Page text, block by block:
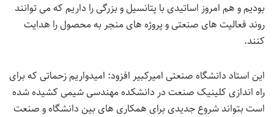
بودیم و هم امروز اساتیدی با پتانسیل و بزرگی را داریم که می توانند
روند فعالیت های صنعتی و پروژه های منجر به محصول را هدایت
کنند.
این استاد دانشگاه صنعتی امیرکبیر افزود: امیدواریم زحماتی که برای
راه اندازی کلینیک صنعت در دانشکده مهندسی شیمی کشیده شده
است بتواند شروع جدیدی برای همکاری های بین دانشگاه و صنعت